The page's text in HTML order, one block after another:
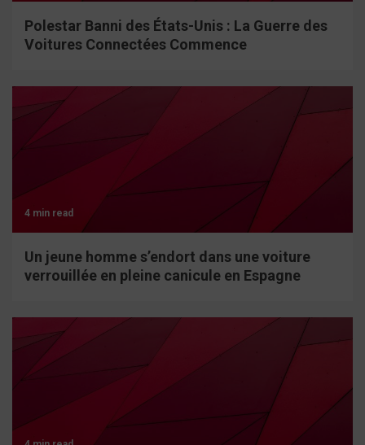
Polestar Banni des États-Unis : La Guerre des
Voitures Connectées Commence
4 min read
Un jeune homme s’endort dans une voiture
verrouillée en pleine canicule en Espagne